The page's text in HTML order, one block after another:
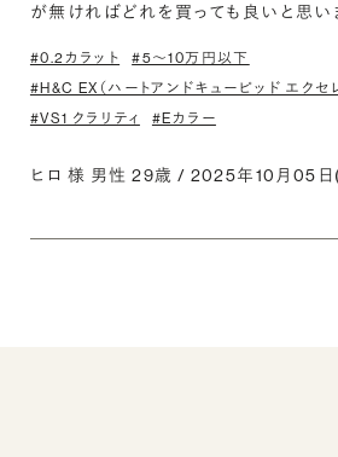
が無ければどれを買っても良いと思い
#0.2カラット
#5〜10万円以下
#H&C EX（ハートアンドキューピッド エクセ
#VS1 クラリティ
#Eカラー
ヒロ 様 男性 29歳 / 2025年10月05日